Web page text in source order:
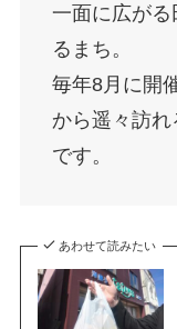
一面に広がる
るまち。
毎年8月に開
から遥々訪
です。
あわせて読みたい